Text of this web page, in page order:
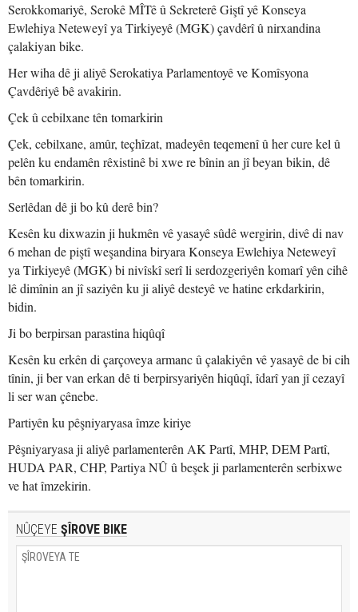
Serokkomariyê, Serokê MÎTê û Sekreterê Giştî yê Konseya
Ewlehiya Neteweyî ya Tirkiyeyê (MGK) çavdêrî û nirxandina
çalakiyan bike.
Her wiha dê ji aliyê Serokatiya Parlamentoyê ve Komîsyona
Çavdêriyê bê avakirin.
Çek û cebilxane tên tomarkirin
Çek, cebilxane, amûr, teçhîzat, madeyên teqemenî û her cure kel û
pelên ku endamên rêxistinê bi xwe re bînin an jî beyan bikin, dê
bên tomarkirin.
Serlêdan dê ji bo kû derê bin?
Kesên ku dixwazin ji hukmên vê yasayê sûdê wergirin, divê di nav
6 mehan de piştî weşandina biryara Konseya Ewlehiya Neteweyî
ya Tirkiyeyê (MGK) bi nivîskî serî li serdozgeriyên komarî yên cihê
lê dimînin an jî saziyên ku ji aliyê desteyê ve hatine erkdarkirin,
bidin.
Ji bo berpirsan parastina hiqûqî
Kesên ku erkên di çarçoveya armanc û çalakiyên vê yasayê de bi cih
tînin, ji ber van erkan dê ti berpirsyariyên hiqûqî, îdarî yan jî cezayî
li ser wan çênebe.
Partiyên ku pêşniyaryasa îmze kiriye
Pêşniyaryasa ji aliyê parlamenterên AK Partî, MHP, DEM Partî,
HUDA PAR, CHP, Partiya NÛ û beşek ji parlamenterên serbixwe
ve hat îmzekirin.
NÛÇEYE ŞÎROVE BIKE